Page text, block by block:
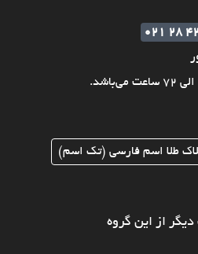
021 28
طلا اسم فارسی (تک اسم)
از این گروه